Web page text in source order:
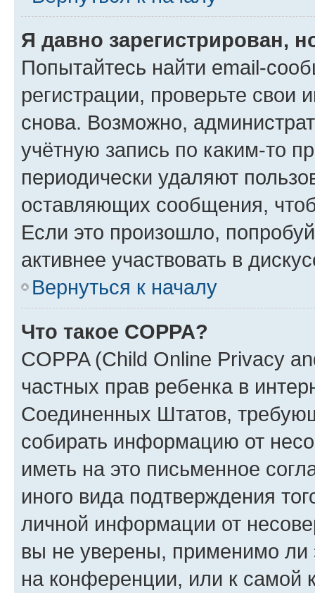
Я давно зарегистрирован,
Попытайтесь найти email-
регистрации, проверьте свои
снова. Возможно,
учётную запись по каким-то
периодически удаляют
оставляющих сообщения,
Если это произошло,
активнее участвовать в
Вернуться к началу
Что такое COPPA?
COPPA (Child Online Privacy
частных прав ребенка в
Соединенных Штатов,
собирать информацию от
иметь на это письменное
иного вида подтверждения
личной информации от
вы не уверены, применимо ли
на конференции, или к самой